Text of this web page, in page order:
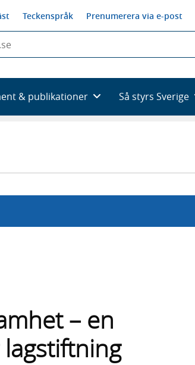
Teckenspråk Prenumerera via e-post
& publikationer Så styrs Sverige
– en